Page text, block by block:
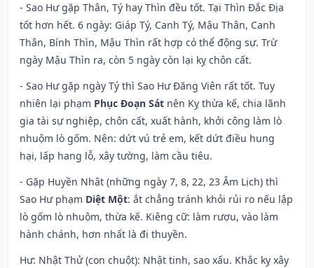
- Sao Hư gặp Thân, Tý hay Thìn đều tốt. Tại Thìn Đắc Địa
tốt hơn hết. 6 ngày: Giáp Tý, Canh Tý, Mậu Thân, Canh
Thân, Bính Thìn, Mậu Thìn rất hợp có thể động sự. Trừ
ngày Mậu Thìn ra, còn 5 ngày còn lại kỵ chôn cất.
- Sao Hư gặp ngày Tý thì Sao Hư Đăng Viên rất tốt. Tuy
nhiên lại phạm Phục Đoạn Sát nên Kỵ thừa kế, chia lãnh
gia tài sự nghiệp, chôn cất, xuất hành, khởi công làm lò
nhuộm lò gốm. Nên: dứt vú trẻ em, kết dứt điều hung
hại, lấp hang lỗ, xây tường, làm cầu tiêu.
- Gặp Huyền Nhật (những ngày 7, 8, 22, 23 Âm Lịch) thì
Sao Hư phạm Diệt Một: ắt chẳng tránh khỏi rủi ro nếu lập
lò gốm lò nhuộm, thừa kế. Kiêng cữ: làm rượu, vào làm
hành chánh, hơn nhất là đi thuyền.
Hư: Nhật Thử (con chuột): Nhật tinh, sao xấu. Khắc kỵ xây